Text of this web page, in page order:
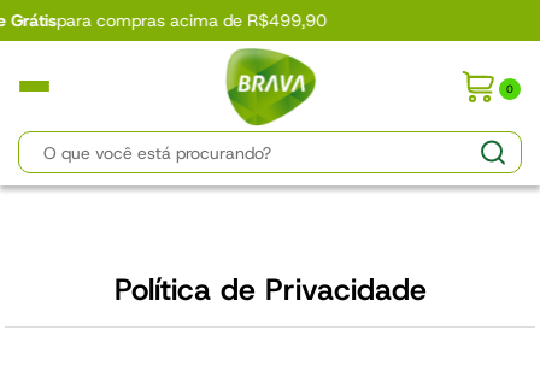
acima de R$499,90
0
Política de Privacidade